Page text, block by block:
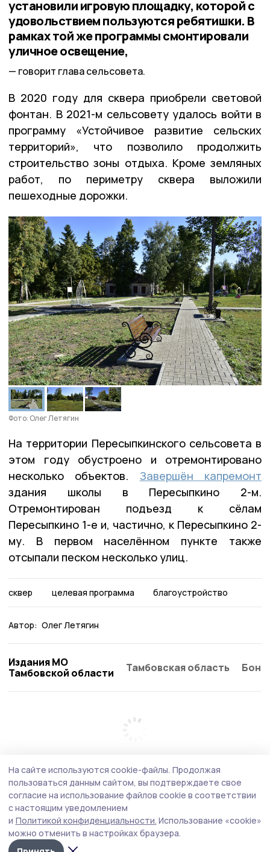
установили игровую площадку, которой с
удовольствием пользуются ребятишки. В
рамках той же программы смонтировали
уличное освещение,
говорит глава сельсовета.
В 2020 году для сквера приобрели световой
фонтан. В 2021-м сельсовету удалось войти в
программу «Устойчивое развитие сельских
территорий», что позволило продолжить
строительство зоны отдыха. Кроме земляных
работ, по периметру сквера выложили
пешеходные дорожки.
Фото: Олег Летягин
На территории Пересыпкинского сельсовета в
этом году обустроено и отремонтировано
несколько объектов. Завершён капремонт
здания школы в Пересыпкино 2-м.
Отремонтирован подъезд к сёлам
Пересыпкино 1-е и, частично, к Пересыпкино 2-
му. В первом населённом пункте также
отсыпали песком несколько улиц.
сквер целевая программа благоустройство
Автор: Олег Летягин
Издания МО
Тамбовской области
Тамбовская область
На сайте используются cookie-файлы. Продолжая
пользоваться данным сайтом, вы подтверждаете свое
согласие на использование файлов cookie в соответствии
с настоящим уведомлением
и Политикой конфиденциальности. Использование «cookie»
можно отменить в настройках браузера.